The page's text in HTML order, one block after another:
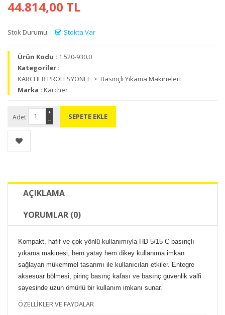
44.814,00 TL
Stok Durumu: Stokta Var
Ürün Kodu : 1.520-930.0
Kategoriler :
KARCHER PROFESYONEL > Basınçlı Yıkama Makineleri
Marka : Karcher
Adet −
+
AÇIKLAMA
YORUMLAR (0)
Kompakt, hafif ve çok yönlü kullanımıyla HD 5/15 C basınçlı
yıkama makinesi, hem yatay hem dikey kullanıma imkan
sağlayan mükemmel tasarımı ile kullanıcıları etkiler. Entegre
aksesuar bölmesi, pirinç basınç kafası ve basınç güvenlik valfi
sayesinde uzun ömürlü bir kullanım imkanı sunar.
ÖZELLİKLER VE FAYDALAR